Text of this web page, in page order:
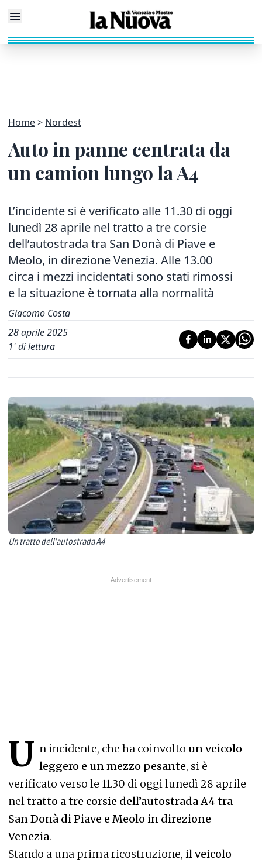
Home Nordest
Auto in panne centrata da
un camion lungo la A4
L’incidente si è verificato alle 11.30 di oggi
lunedì 28 aprile nel tratto a tre corsie
dell’autostrada tra San Donà di Piave e
Meolo, in direzione Venezia. Alle 13.00
circa i mezzi incidentati sono stati rimossi
e la situazione è tornata alla normalità
Giacomo Costa
28 aprile 2025
1' di lettura
Un tratto dell'autostrada A4
U n incidente, che ha coinvolto un veicolo
leggero e un mezzo pesante, si è
verificato verso le 11.30 di oggi lunedì 28 aprile
neltratto a tre corsie dell’autostrada A4 tra
San Donà di Piave e Meolo in direzione
Venezia.
Stando a una prima ricostruzione, il veicolo